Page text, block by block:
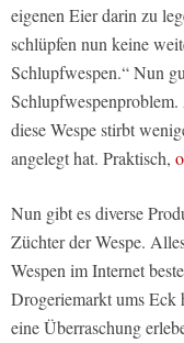
eigenen Eier darin zu
schlüpfen nun keine
Schlupfwespen.“ Nun
diese Wespe stirbt
angelegt hat. Praktisch,
Nun gibt es diverse
Züchter der Wespe.
Wespen im Internet
Drogeriemarkt ums
eine Überraschung